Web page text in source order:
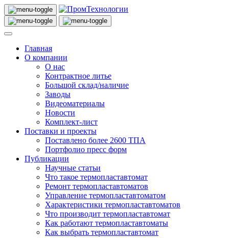
Главная
О компании
О нас
Контрактное литье
Большой склад/наличие
Заводы
Видеоматериалы
Новости
Комплект-лист
Поставки и проекты
Поставлено более 2600 ТПА
Портфолио пресс форм
Публикации
Научные статьи
Что такое термопластавтомат
Ремонт термопластавтоматов
Управление термопластавтоматом
Характеристики термопластавтоматов
Что производит термопластавтомат
Как работают термопластавтоматы
Как выбрать термопластавтомат